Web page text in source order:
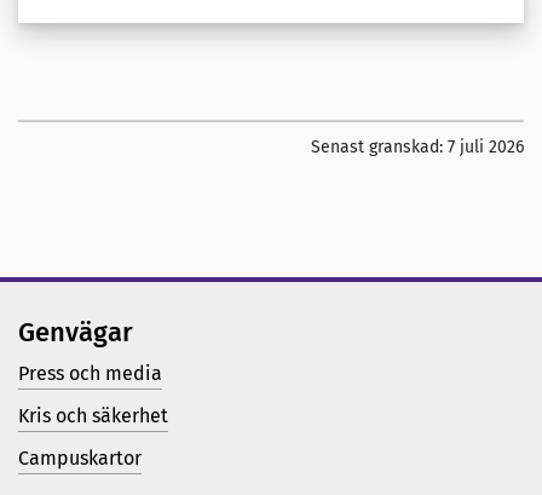
Senast granskad: 7 juli 2026
Genvägar
Press och media
Kris och säkerhet
Campuskartor